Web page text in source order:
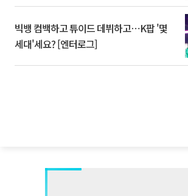
빅뱅 컴백하고 튜이드 데뷔하고⋯K팝 '몇
세대'세요? [엔터로그]